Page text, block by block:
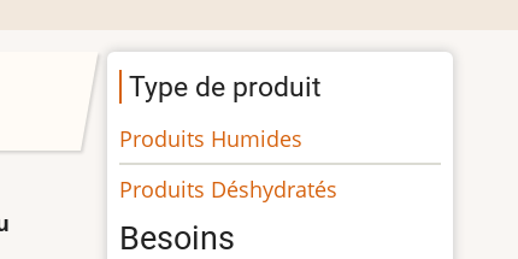
Type de produit
Produits Humides
Produits Déshydratés
Besoins